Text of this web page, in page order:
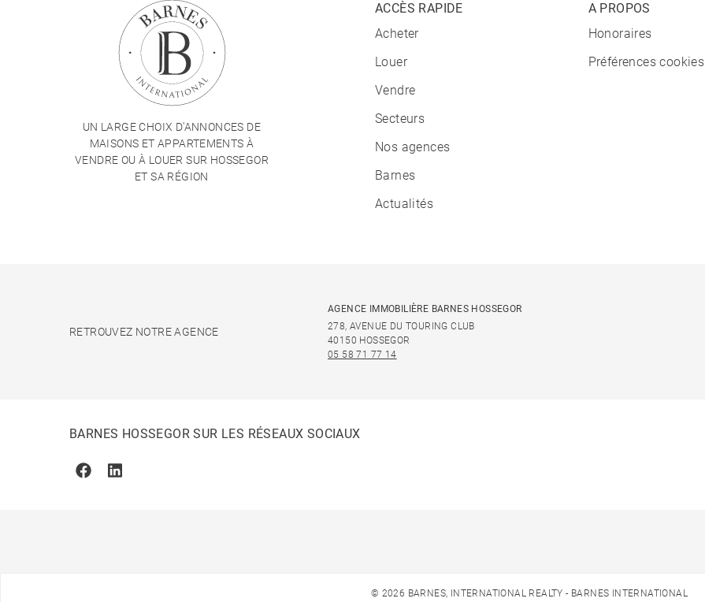
UN LARGE CHOIX D'ANNONCES DE
MAISONS ET APPARTEMENTS À
VENDRE OU À LOUER SUR HOSSEGOR
ET SA RÉGION
ACCÈS RAPIDE
Acheter
Louer
Vendre
Secteurs
Nos agences
Barnes
Actualités
A PROPOS
Honoraires
Préférences cookies
RETROUVEZ NOTRE AGENCE
AGENCE IMMOBILIÈRE BARNES HOSSEGOR
278, AVENUE DU TOURING CLUB
40150 HOSSEGOR
05 58 71 77 14
BARNES HOSSEGOR SUR LES RÉSEAUX SOCIAUX
FacebookLinkedin
© 2026 BARNES, INTERNATIONAL REALTY - BARNES INTERNATIONAL